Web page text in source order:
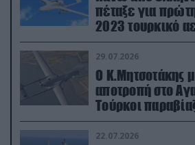
πέταξε για
2023 τουρκικό
29.07.2026
Ο Κ.Μητσοτάκης
αποτροπή στο
Τούρκοι
drone
22.07.2026